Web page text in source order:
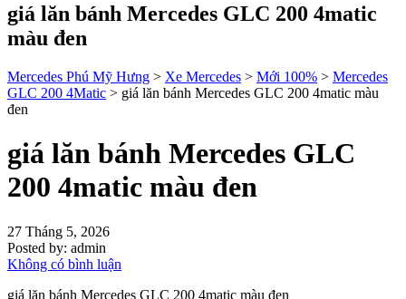
giá lăn bánh Mercedes GLC 200 4matic
màu đen
Mercedes Phú Mỹ Hưng > Xe Mercedes > Mới 100% > Mercedes
GLC 200 4Matic > giá lăn bánh Mercedes GLC 200 4matic màu
đen
giá lăn bánh Mercedes GLC
200 4matic màu đen
27 Tháng 5, 2026
Posted by: admin
Không có bình luận
giá lăn bánh Mercedes GLC 200 4matic màu đen